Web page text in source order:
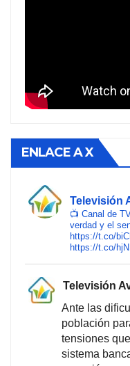
ENLACE A X
Televisión
📺 Canal de
verdad y el
https://t.co/
https://t.co/
Televisión
Ante las
población
tensiones
sistema